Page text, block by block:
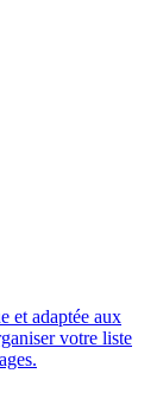
et adaptée aux
votre liste